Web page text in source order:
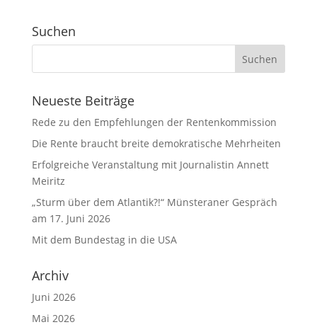
Suchen
Neueste Beiträge
Rede zu den Empfehlungen der Rentenkommission
Die Rente braucht breite demokratische Mehrheiten
Erfolgreiche Veranstaltung mit Journalistin Annett
Meiritz
„Sturm über dem Atlantik?!“ Münsteraner Gespräch
am 17. Juni 2026
Mit dem Bundestag in die USA
Archiv
Juni 2026
Mai 2026